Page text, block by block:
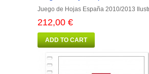
Juego de Hojas España 2010/2013
212,00 €
ADD TO CART